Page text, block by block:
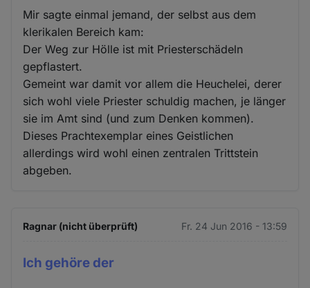
Mir sagte einmal jemand, der selbst aus dem
klerikalen Bereich kam:
Der Weg zur Hölle ist mit Priesterschädeln
gepflastert.
Gemeint war damit vor allem die Heuchelei, derer
sich wohl viele Priester schuldig machen, je länger
sie im Amt sind (und zum Denken kommen).
Dieses Prachtexemplar eines Geistlichen
allerdings wird wohl einen zentralen Trittstein
abgeben.
Ragnar (nicht überprüft) Fr. 24 Jun 2016 - 13:59
Ich gehöre der